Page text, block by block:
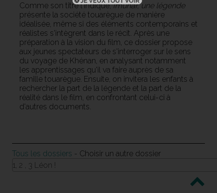
Comme son titre l'indique,Imûhar, une légende
présente la société touarègue de manière
idéalisée, même si des éléments contemporains et
réalistes s'intègrent dans le récit. Après une
préparation à la vision du film, ce dossier propose
aux jeunes spectateurs de s'interroger sur le sens
du voyage de Khénan, en analysant notamment
les apprentissages qu'il va faire auprès de sa
famille touarègue. Ensuite, on invitera les enfants à
rechercher la part de la légende et la part de la
réalité dans le film, en confrontant celui-ci à
d'autres documents.
Tous les dossiers - Choisir un autre dossier
1, 2 , 3 Léon !